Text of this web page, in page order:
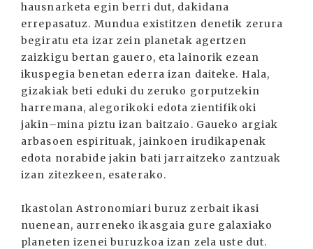
hausnarketa egin berri dut, dakidana
errepasatuz. Mundua existitzen denetik zerura
begiratu eta izar zein planetak agertzen
zaizkigu bertan gauero, eta lainorik ezean
ikuspegia benetan ederra izan daiteke. Hala,
gizakiak beti eduki du zeruko gorputzekin
harremana, alegorikoki edota zientifikoki
jakin–mina piztu izan baitzaio. Gaueko argiak
arbasoen espirituak, jainkoen irudikapenak
edota norabide jakin bati jarraitzeko zantzuak
izan zitezkeen, esaterako.
Ikastolan Astronomiari buruz zerbait ikasi
nuenean, aurreneko ikasgaia gure galaxiako
planeten izenei buruzkoa izan zela uste dut.